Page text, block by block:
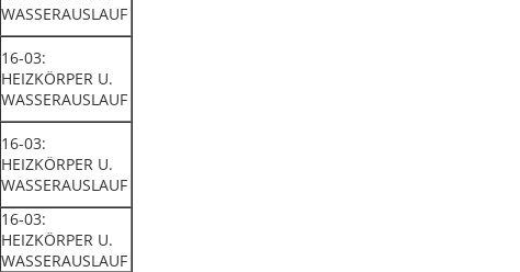
WASSERAUSLAUF
16-03:
HEIZKÖRPER U.
WASSERAUSLAUF
16-03:
HEIZKÖRPER U.
WASSERAUSLAUF
16-03:
HEIZKÖRPER U.
WASSERAUSLAUF